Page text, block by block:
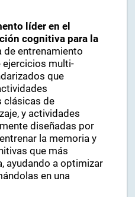
líder en el
cognitiva para la
de entrenamiento
ejercicios multi-
que
clásicas de
y actividades
diseñadas por
la memoria y
que más
ayudando a optimizar
en una